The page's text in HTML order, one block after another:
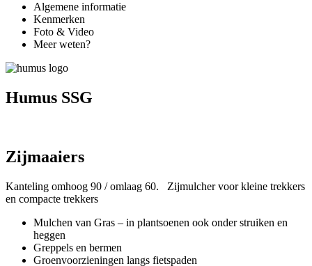
Algemene informatie
Kenmerken
Foto & Video
Meer weten?
Humus SSG
Zijmaaiers
Kanteling omhoog 90 / omlaag 60. Zijmulcher voor kleine trekkers
en compacte trekkers
Mulchen van Gras – in plantsoenen ook onder struiken en
heggen
Greppels en bermen
Groenvoorzieningen langs fietspaden